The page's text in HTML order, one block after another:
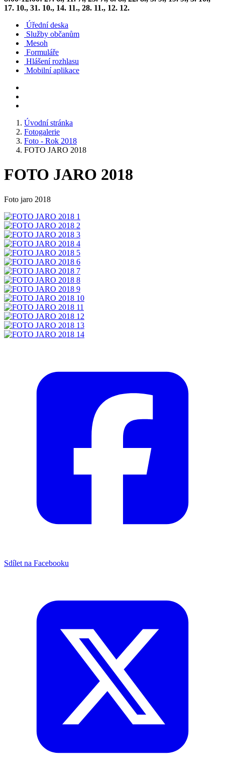
17. 10., 31. 10., 14. 11., 28. 11., 12. 12.
Úřední deska
Služby občanům
Mesoh
Formuláře
Hlášení rozhlasu
Mobilní aplikace
Úvodní stránka
Fotogalerie
Foto - Rok 2018
FOTO JARO 2018
FOTO JARO 2018
Foto jaro 2018
Sdílet na Facebooku